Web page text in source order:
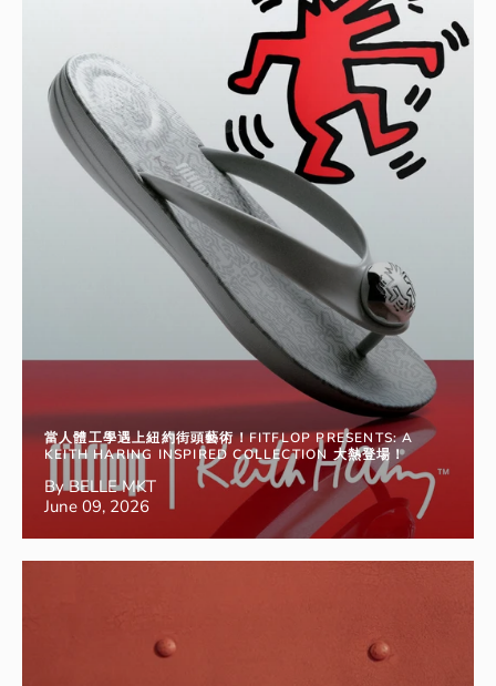
當人體工學遇上紐約街頭藝術！FITFLOP PRESENTS: A
KEITH HARING INSPIRED COLLECTION 大熱登場！
By BELLE MKT
June 09, 2026